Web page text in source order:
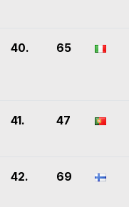
40. 65
41. 47
42. 69